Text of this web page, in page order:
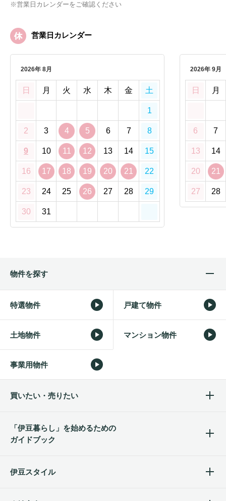
※営業日カレンダーをご確認ください
営業日カレンダー
2026年 8月
日 月 火 水 木 金 土
1
2 3 4 5 6 7 8
9 10 11 12 13 14 15
16 17 18 19 20 21 22
23 24 25 26 27 28 29
30 31
2026年 9月
日 月
6 7
13 14
20 21
27 28
物件を探す
特選物件 戸建て物件
土地物件 マンション物件
事業用物件
買いたい・売りたい
「伊豆暮らし」を始めるための
ガイドブック
伊豆スタイル